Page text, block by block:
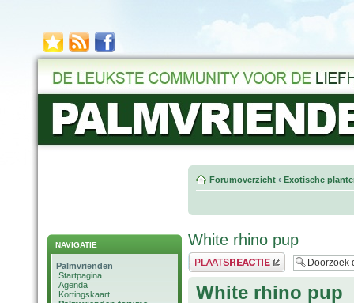
NAVIGATIE
Palmvrienden
Startpagina
Agenda
Kortingskaart
Forumoverzicht ‹ Exotische
White rhino pup
Plaats een reactie
White rhino pup